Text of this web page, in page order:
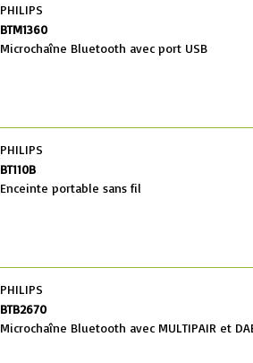
PHILIPS
BTM1360
Microchaîne Bluetooth avec port USB
PHILIPS
BT110B
Enceinte portable sans fil
PHILIPS
BTB2670
Microchaîne Bluetooth avec MULTIPAIR et